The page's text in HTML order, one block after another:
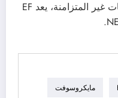
غير المتزامنة، يعد EF
مايكروسوفت